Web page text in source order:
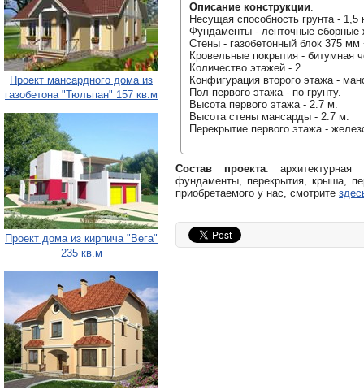
Проект мансардного дома из
газобетона "Тюльпан" 157 кв.м
Проект дома из кирпича "Вега"
235 кв.м
Описание конструкции.
Несущая способность грунта - 1,5
Фундаменты - ленточные сборные
Стены - газобетонный блок 375
Кровельные покрытия - битумная
Количество этажей - 2.
Конфигурация второго этажа -
Пол первого этажа - по грунту.
Высота первого этажа - 2.7 м.
Высота стены мансарды - 2.7 м.
Перекрытие первого этажа -
Состав проекта:
фундаменты, перекрытия, крыша,
приобретаемого у нас, смотрите